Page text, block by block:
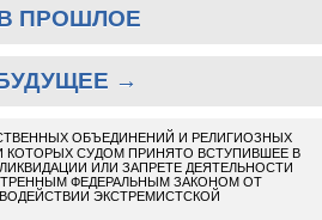
ПРОШЛОЕ
→
ОБЪЕДИНЕНИЙ И РЕЛИГИОЗНЫХ
КОТОРЫХ СУДОМ ПРИНЯТО ВСТУПИВШЕЕ В
ИЛИ ЗАПРЕТЕ ДЕЯТЕЛЬНОСТИ
ФЕДЕРАЛЬНЫМ ЗАКОНОМ ОТ
ЭКСТРЕМИСТСКОЙ